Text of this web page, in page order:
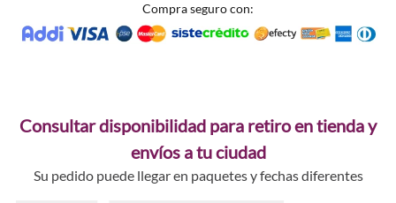
Compra seguro con:
Consultar disponibilidad para retiro en tienda y
envíos a tu ciudad
Su pedido puede llegar en paquetes y fechas diferentes